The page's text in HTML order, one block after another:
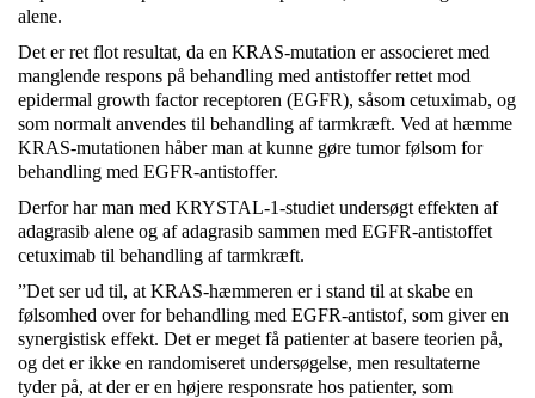
alene.
Det er ret flot resultat, da en KRAS-mutation er associeret med
manglende respons på behandling med antistoffer rettet mod
epidermal growth factor receptoren (EGFR), såsom cetuximab, og
som normalt anvendes til behandling af tarmkræft. Ved at hæmme
KRAS-mutationen håber man at kunne gøre tumor følsom for
behandling med EGFR-antistoffer.
Derfor har man med KRYSTAL-1-studiet undersøgt effekten af
adagrasib alene og af adagrasib sammen med EGFR-antistoffet
cetuximab til behandling af tarmkræft.
”Det ser ud til, at KRAS-hæmmeren er i stand til at skabe en
følsomhed over for behandling med EGFR-antistof, som giver en
synergistisk effekt. Det er meget få patienter at basere teorien på,
og det er ikke en randomiseret undersøgelse, men resultaterne
tyder på, at der er en højere responsrate hos patienter, som